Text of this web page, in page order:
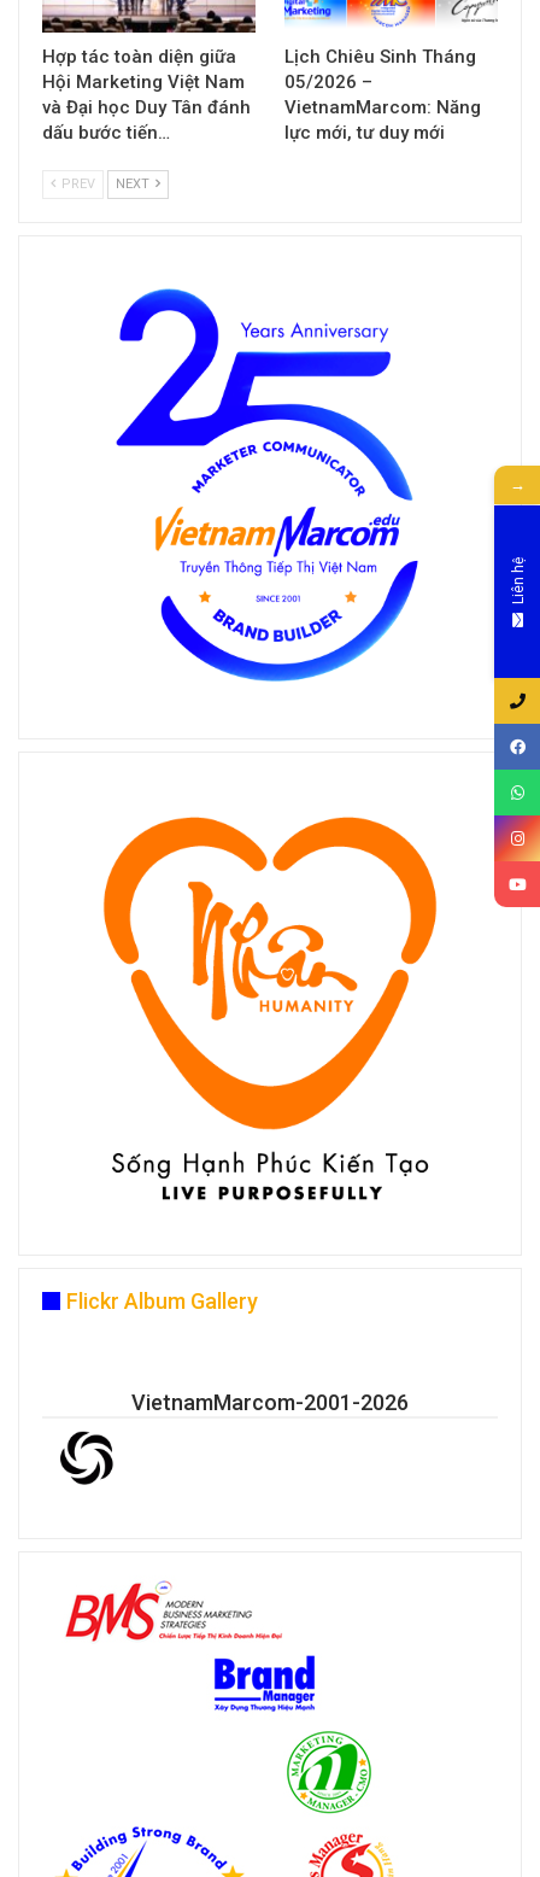
Hợp tác toàn diện giữa
Hội Marketing Việt Nam
và Đại học Duy Tân đánh
dấu bước tiến…
Lịch Chiêu Sinh Tháng
05/2026 –
VietnamMarcom: Năng
lực mới, tư duy mới
PREV NEXT
Flickr Album Gallery
VietnamMarcom-2001-2026
→
Liên hệ